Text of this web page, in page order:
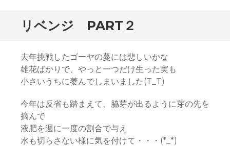
リベンジ PART２
去年挑戦したゴーヤの蔓には悲しいかな
雄花ばかりで、やっと一つだけ生った実も
小さいうちに萎んでしまいました(T_T)
今年は反省も踏まえて、脇芽が出るように芽の先を
摘んで
液肥を週に一度の割合で与え
水も切らさない様に気を付けて・・・(*_*)